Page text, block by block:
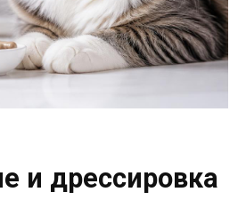
и дрессировка